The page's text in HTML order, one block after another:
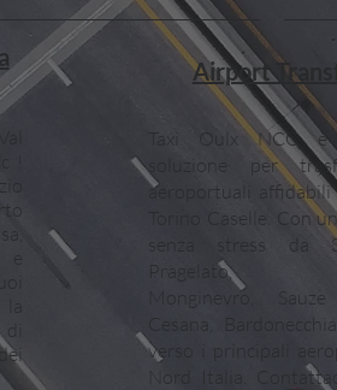
Airport
!
e
Taxi Oulx NCC è
soluzione per
aeroportuali affidabili
Torino Caselle. Con
senza stress da
Pragelato,
Monginevro,
Cesana,
verso i principali
Nord Italia.